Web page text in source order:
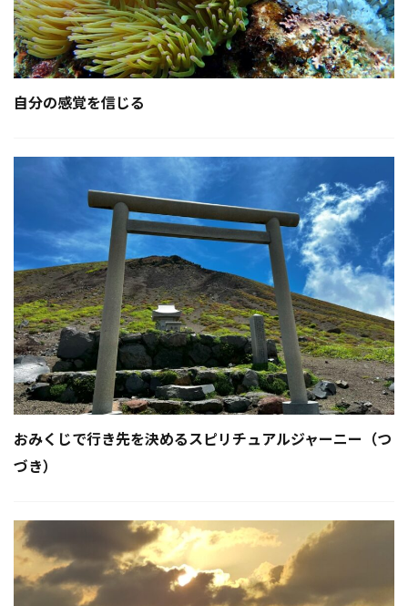
自分の感覚を信じる
おみくじで行き先を決めるスピリチュアルジャーニー（つ
づき）